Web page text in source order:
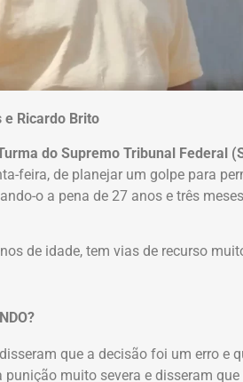
e Ricardo Brito
do Supremo Tribunal Federal
feira, de planejar um golpe para
o a pena de 27 anos e três
de idade, tem vias de recurso
disseram que a decisão foi um erro e
muito severa e disseram que